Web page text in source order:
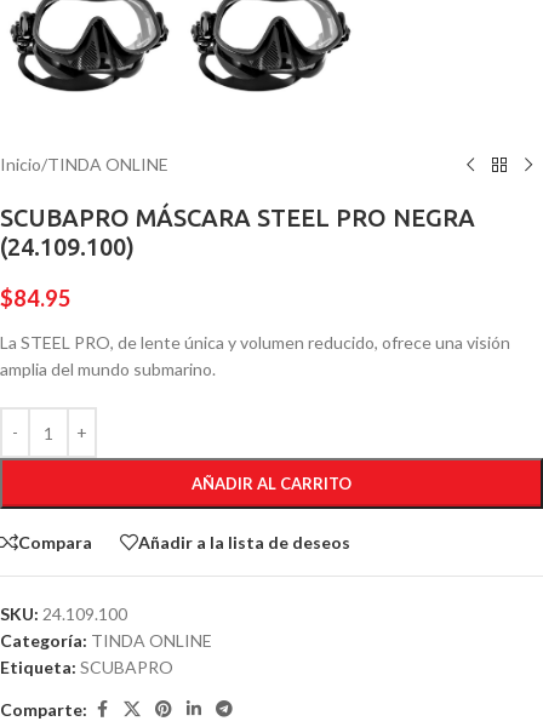
Inicio/TINDA ONLINE
SCUBAPRO MÁSCARA STEEL PRO NEGRA
(24.109.100)
$84.95
La STEEL PRO, de lente única y volumen reducido, ofrece una visión
amplia del mundo submarino.
AÑADIR AL CARRITO
Compara Añadir a la lista de deseos
SKU: 24.109.100
Categoría: TINDA ONLINE
Etiqueta: SCUBAPRO
Comparte: